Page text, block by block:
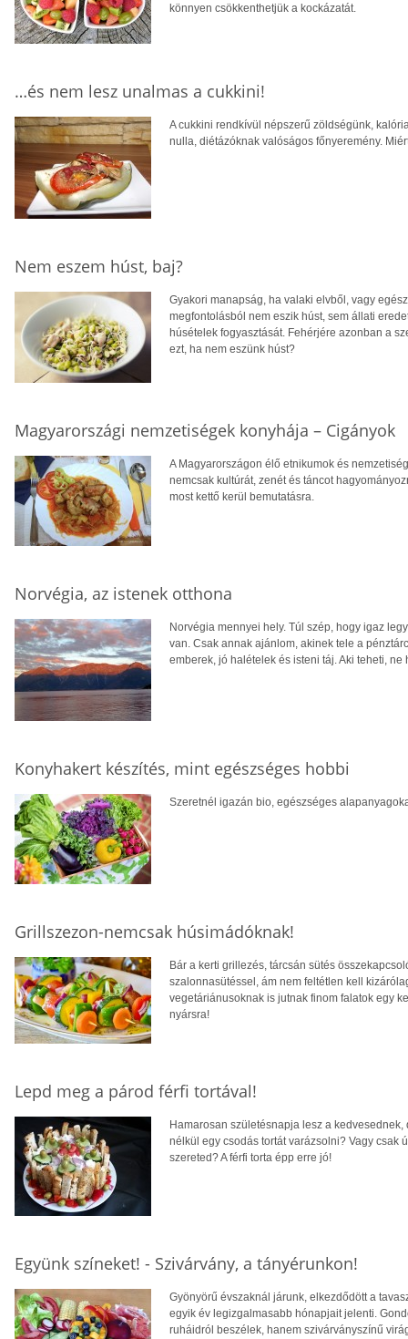
könnyen csökkenthetjük a kockázatát.
…és nem lesz unalmas a cukkini!
A cukkini rendkívül népszerű zöldségünk,
nulla, diétázóknak valóságos főnyeremény.
Nem eszem húst, baj?
Gyakori manapság, ha valaki elvből, vagy
megfontolásból nem eszik húst, sem állati
húsételek fogyasztását. Fehérjére azonban a
ezt, ha nem eszünk húst?
Magyarországi nemzetiségek konyhája – Cigányok
A Magyarországon élő etnikumok és
nemcsak kultúrát, zenét és táncot
most kettő kerül bemutatásra.
Norvégia, az istenek otthona
Norvégia mennyei hely. Túl szép, hogy igaz
van. Csak annak ajánlom, akinek tele a
emberek, jó halételek és isteni táj. Aki teheti, ne
Konyhakert készítés, mint egészséges hobbi
Szeretnél igazán bio, egészséges
Grillszezon-nemcsak húsimádóknak!
Bár a kerti grillezés, tárcsán sütés
szalonnasütéssel, ám nem feltétlen kell
vegetáriánusoknak is jutnak finom falatok egy
nyársra!
Lepd meg a párod férfi tortával!
Hamarosan születésnapja lesz a
nélkül egy csodás tortát varázsolni? Vagy csak
szereted? A férfi torta épp erre jó!
Együnk színeket! - Szivárvány, a tányérunkon!
Gyönyörű évszaknál járunk, elkezdődött a
egyik év legizgalmasabb hónapjait jelenti.
ruháidról beszélek, hanem szivárványszínű